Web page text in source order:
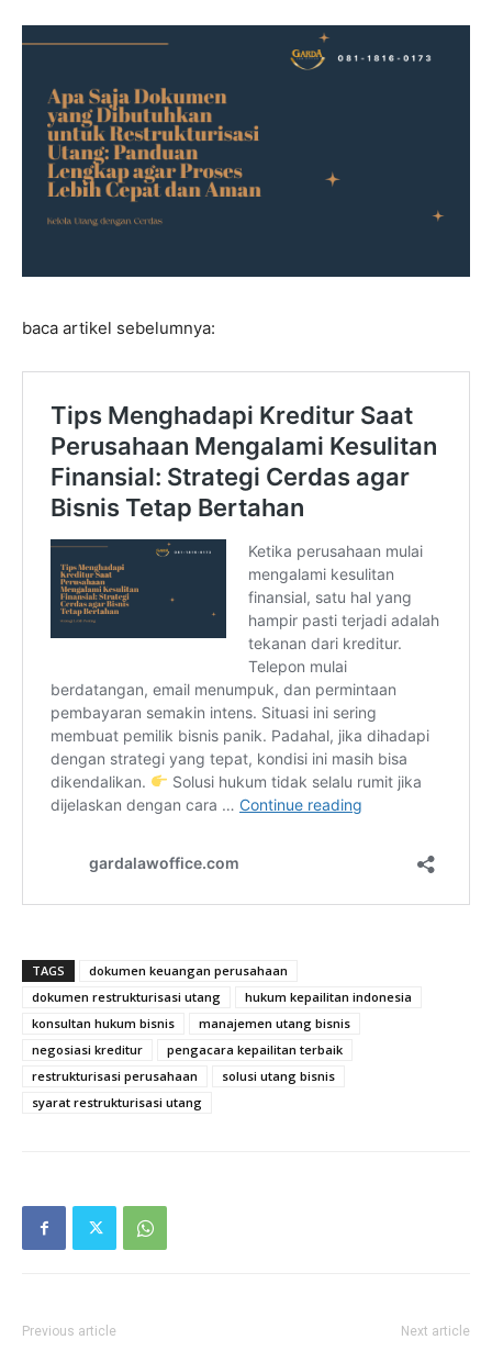
baca artikel sebelumnya:
TAGS
dokumen keuangan perusahaan
dokumen restrukturisasi utang
hukum kepailitan indonesia
konsultan hukum bisnis
manajemen utang bisnis
negosiasi kreditur
pengacara kepailitan terbaik
restrukturisasi perusahaan
solusi utang bisnis
syarat restrukturisasi utang
Previous article Next article